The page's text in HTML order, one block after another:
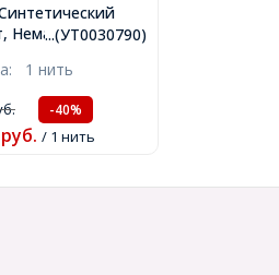
...(УТ0030790)
Немагнитный, на
1мм, около
нить,
1 нить
-40%
руб. / 1 нить